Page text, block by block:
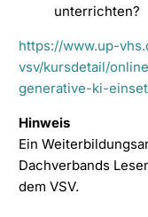
unterrichten?
https://www.up-
vsv/kursdetail/
generative-ki-
Hinweis
Ein
Dachverbands
dem VSV.